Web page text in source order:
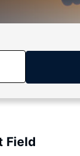
Field